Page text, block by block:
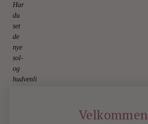
Har
du
set
de
nye
sol-
og
hudvenlige
Velkommen